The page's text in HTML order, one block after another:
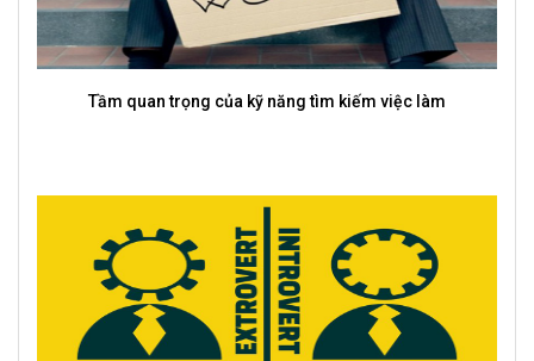
Tầm quan trọng của kỹ năng tìm kiếm việc làm